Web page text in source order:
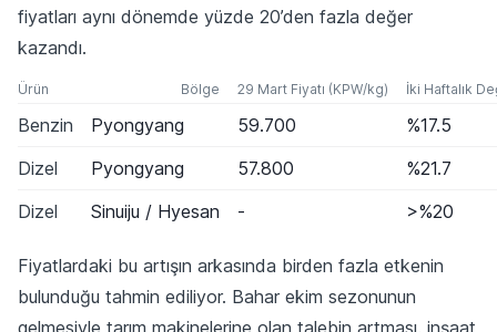
fiyatları aynı dönemde yüzde 20’den fazla değer
kazandı.
Ürün Bölge 29 Mart Fiyatı (KPW/kg) İki Haftalık
Benzin Pyongyang 59.700
%17.5
Dizel
Pyongyang 57.800
%21.7
Dizel
Sinuiju / Hyesan - >%20
Fiyatlardaki bu artışın arkasında birden fazla etkenin
bulunduğu tahmin ediliyor. Bahar ekim sezonunun
gelmesiyle tarım makinelerine olan talebin artması, inşaat